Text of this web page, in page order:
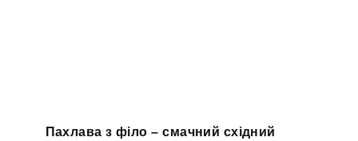
Пахлава з філо – смачний східний